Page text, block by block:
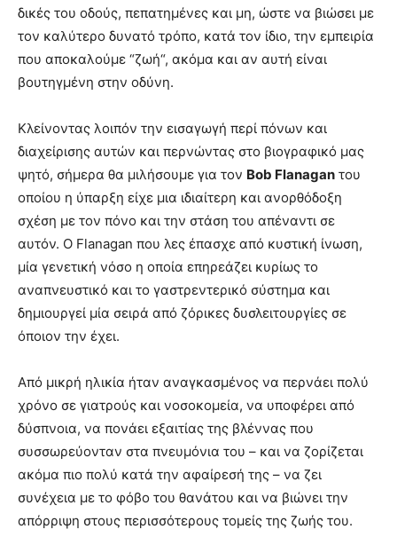
δικές του οδούς, πεπατημένες και μη, ώστε να βιώσει με
τον καλύτερο δυνατό τρόπο, κατά τον ίδιο, την εμπειρία
που αποκαλούμε “ζωή“, ακόμα και αν αυτή είναι
βουτηγμένη στην οδύνη.
Κλείνοντας λοιπόν την εισαγωγή περί πόνων και
διαχείρισης αυτών και περνώντας στο βιογραφικό μας
ψητό, σήμερα θα μιλήσουμε για τον Bob Flanagan του
οποίου η ύπαρξη είχε μια ιδιαίτερη και ανορθόδοξη
σχέση με τον πόνο και την στάση του απέναντι σε
αυτόν. Ο Flanagan που λες έπασχε από κυστική ίνωση,
μία γενετική νόσο η οποία επηρεάζει κυρίως το
αναπνευστικό και το γαστρεντερικό σύστημα και
δημιουργεί μία σειρά από ζόρικες δυσλειτουργίες σε
όποιον την έχει.
Από μικρή ηλικία ήταν αναγκασμένος να περνάει πολύ
χρόνο σε γιατρούς και νοσοκομεία, να υποφέρει από
δύσπνοια, να πονάει εξαιτίας της βλέννας που
συσσωρεύονταν στα πνευμόνια του – και να ζορίζεται
ακόμα πιο πολύ κατά την αφαίρεσή της – να ζει
συνέχεια με το φόβο του θανάτου και να βιώνει την
απόρριψη στους περισσότερους τομείς της ζωής του.